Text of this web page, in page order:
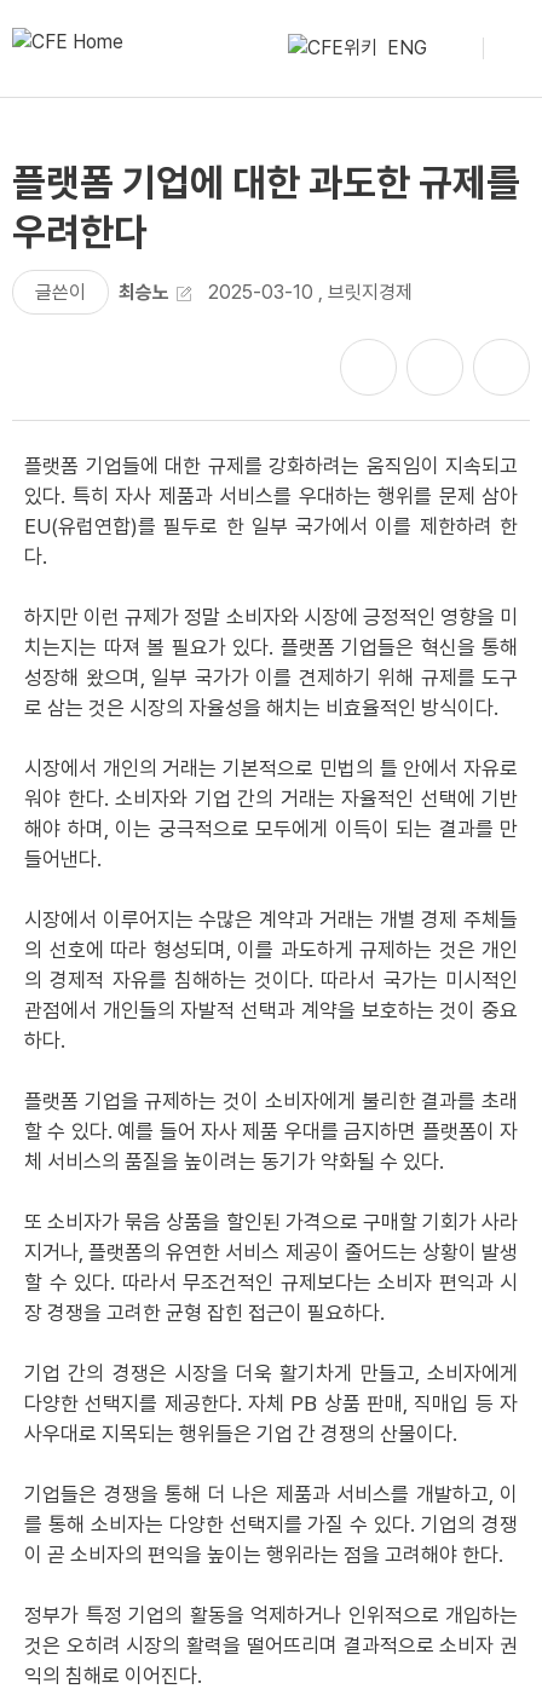
ENG
플랫폼 기업에 대한 과도한 규제를
우려한다
글쓴이 최승노 2025-03-10 , 브릿지경제
플랫폼 기업들에 대한 규제를 강화하려는 움직임이 지속되고
있다. 특히 자사 제품과 서비스를 우대하는 행위를 문제 삼아
EU(유럽연합)를 필두로 한 일부 국가에서 이를 제한하려 한
다.
하지만 이런 규제가 정말 소비자와 시장에 긍정적인 영향을 미
치는지는 따져 볼 필요가 있다. 플랫폼 기업들은 혁신을 통해
성장해 왔으며, 일부 국가가 이를 견제하기 위해 규제를 도구
로 삼는 것은 시장의 자율성을 해치는 비효율적인 방식이다.
시장에서 개인의 거래는 기본적으로 민법의 틀 안에서 자유로
워야 한다. 소비자와 기업 간의 거래는 자율적인 선택에 기반
해야 하며, 이는 궁극적으로 모두에게 이득이 되는 결과를 만
들어낸다.
시장에서 이루어지는 수많은 계약과 거래는 개별 경제 주체들
의 선호에 따라 형성되며, 이를 과도하게 규제하는 것은 개인
의 경제적 자유를 침해하는 것이다. 따라서 국가는 미시적인
관점에서 개인들의 자발적 선택과 계약을 보호하는 것이 중요
하다.
플랫폼 기업을 규제하는 것이 소비자에게 불리한 결과를 초래
할 수 있다. 예를 들어 자사 제품 우대를 금지하면 플랫폼이 자
체 서비스의 품질을 높이려는 동기가 약화될 수 있다.
또 소비자가 묶음 상품을 할인된 가격으로 구매할 기회가 사라
지거나, 플랫폼의 유연한 서비스 제공이 줄어드는 상황이 발생
할 수 있다. 따라서 무조건적인 규제보다는 소비자 편익과 시
장 경쟁을 고려한 균형 잡힌 접근이 필요하다.
기업 간의 경쟁은 시장을 더욱 활기차게 만들고, 소비자에게
다양한 선택지를 제공한다. 자체 PB 상품 판매, 직매입 등 자
사우대로 지목되는 행위들은 기업 간 경쟁의 산물이다.
기업들은 경쟁을 통해 더 나은 제품과 서비스를 개발하고, 이
를 통해 소비자는 다양한 선택지를 가질 수 있다. 기업의 경쟁
이 곧 소비자의 편익을 높이는 행위라는 점을 고려해야 한다.
정부가 특정 기업의 활동을 억제하거나 인위적으로 개입하는
것은 오히려 시장의 활력을 떨어뜨리며 결과적으로 소비자 권
익의 침해로 이어진다.